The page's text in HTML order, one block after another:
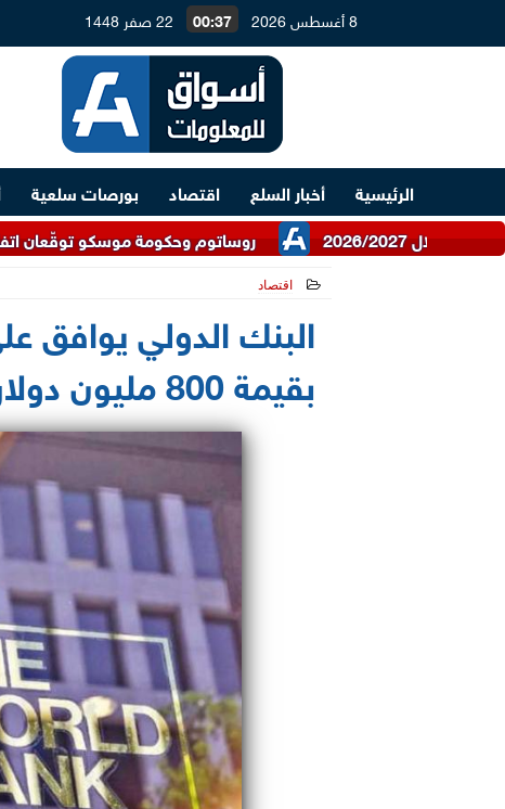
8 أغسطس 2026 00:37 22 صفر 1448
الرئيسية أخبار السلع اقتصاد بورصات سلعية
روساتوم وحكومة موسكو توقّعان اتفاقية
اقتصاد
البنك الدولي يوافق
بقيمة 800 مليون دولار